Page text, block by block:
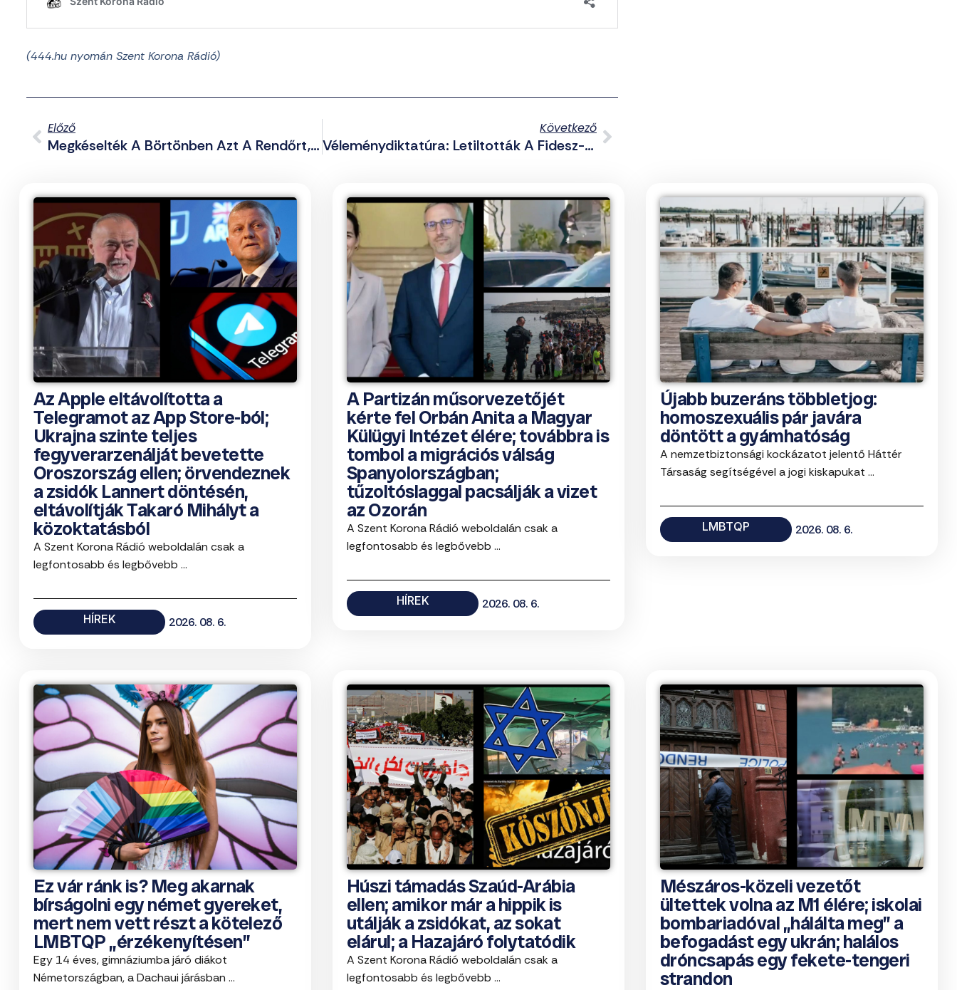
(444.hu nyomán Szent Korona Rádió)
Előző
Megkéselték A Börtönben Azt A Rendőrt, Akit George Floyd Megölésével Vádoltak
Következő
Véleménydiktatúra: Letiltották A Fidesz-Közeli Pesti Srácok Facebook Oldalát
Az Apple eltávolította a
Telegramot az App Store-ból;
Ukrajna szinte teljes
fegyverarzenálját bevetette
Oroszország ellen; örvendeznek
a zsidók Lannert döntésén,
eltávolítják Takaró Mihályt a
közoktatásból
A Szent Korona Rádió weboldalán csak a
legfontosabb és legbővebb ...
HÍREK 2026. 08. 6.
A Partizán műsorvezetőjét
kérte fel Orbán Anita a Magyar
Külügyi Intézet élére; továbbra is
tombol a migrációs válság
Spanyolországban;
tűzoltóslaggal pacsálják a vizet
az Ozorán
A Szent Korona Rádió weboldalán csak a
legfontosabb és legbővebb ...
HÍREK 2026. 08. 6.
Újabb buzeráns többletjog:
homoszexuális pár javára
döntött a gyámhatóság
A nemzetbiztonsági kockázatot jelentő Háttér
Társaság segítségével a jogi kiskapukat ...
LMBTQP 2026. 08. 6.
Ez vár ránk is? Meg akarnak
bírságolni egy német gyereket,
mert nem vett részt a kötelező
LMBTQP „érzékenyítésen”
Egy 14 éves, gimnáziumba járó diákot
Németországban, a Dachaui járásban ...
Húszi támadás Szaúd-Arábia
ellen; amikor már a hippik is
utálják a zsidókat, az sokat
elárul; a Hazajáró folytatódik
A Szent Korona Rádió weboldalán csak a
legfontosabb és legbővebb ...
Mészáros-közeli vezetőt
ültettek volna az M1 élére; iskolai
bombariadóval „hálálta meg” a
befogadást egy ukrán; halálos
dróncsapás egy fekete-tengeri
strandon